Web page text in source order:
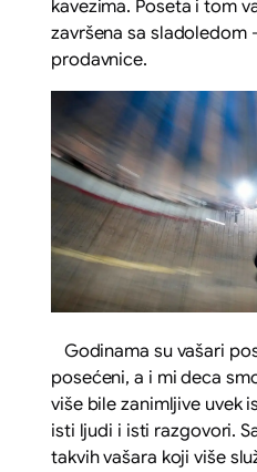
kavezima. Poseta i tom
završena sa sladoledom
prodavnice.
Godinama su vašari
posećeni, a i mi deca
više bile zanimljive uvek
isti ljudi i isti razgovori.
takvih vašara koji više